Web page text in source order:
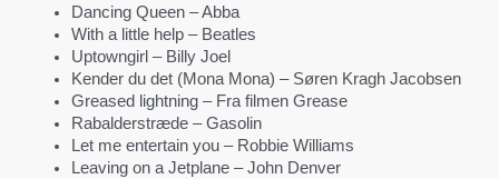
Dancing Queen – Abba
With a little help – Beatles
Uptowngirl – Billy Joel
Kender du det (Mona Mona) – Søren Kragh Jacobsen
Greased lightning – Fra filmen Grease
Rabalderstræde – Gasolin
Let me entertain you – Robbie Williams
Leaving on a Jetplane – John Denver